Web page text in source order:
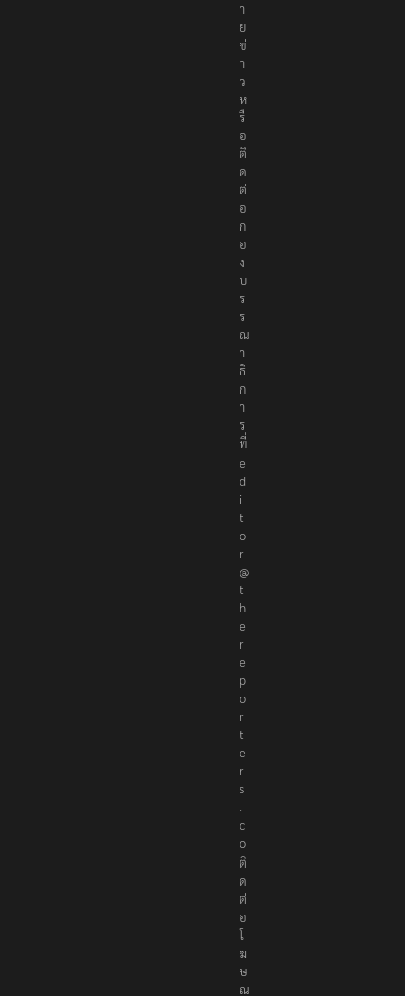
า
ย
ข่
า
ว
ห
รื
อ
ติ
ด
ต่
อ
ก
อ
ง
บ
ร
ร
ณ
า
ธิ
ก
า
ร
ที่
e
d
i
t
o
r
@
t
h
e
r
e
p
o
r
t
e
r
s
.
c
o
ติ
ด
ต่
อ
โ
ฆ
ษ
ณ